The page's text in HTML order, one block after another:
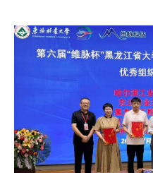
似不远的距离，却是每一位医
们走进医院产房，见证齐齐哈
同学在专业实践学期如何完成
变。几个月前的课堂上，姜雨